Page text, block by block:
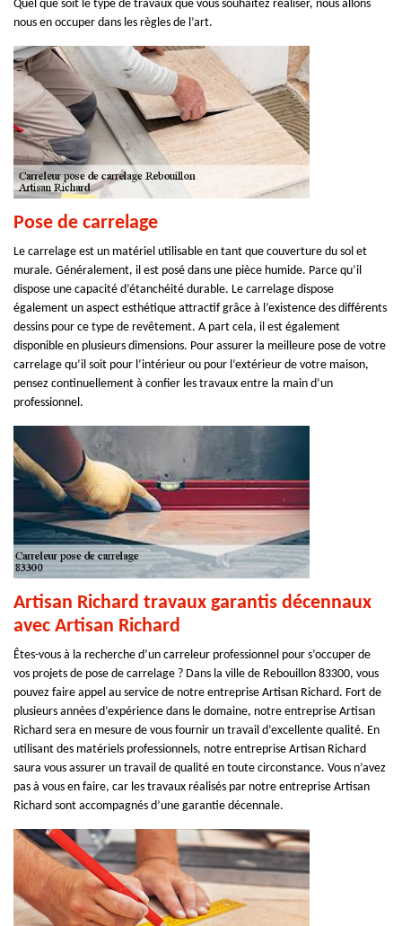
Quel que soit le type de travaux que vous souhaitez réaliser, nous allons
nous en occuper dans les règles de l’art.
Pose de carrelage
Le carrelage est un matériel utilisable en tant que couverture du sol et
murale. Généralement, il est posé dans une pièce humide. Parce qu’il
dispose une capacité d’étanchéité durable. Le carrelage dispose
également un aspect esthétique attractif grâce à l’existence des différents
dessins pour ce type de revêtement. A part cela, il est également
disponible en plusieurs dimensions. Pour assurer la meilleure pose de votre
carrelage qu’il soit pour l’intérieur ou pour l’extérieur de votre maison,
pensez continuellement à confier les travaux entre la main d’un
professionnel.
Artisan Richard travaux garantis décennaux
avec Artisan Richard
Êtes-vous à la recherche d’un carreleur professionnel pour s’occuper de
vos projets de pose de carrelage ? Dans la ville de Rebouillon 83300, vous
pouvez faire appel au service de notre entreprise Artisan Richard. Fort de
plusieurs années d’expérience dans le domaine, notre entreprise Artisan
Richard sera en mesure de vous fournir un travail d’excellente qualité. En
utilisant des matériels professionnels, notre entreprise Artisan Richard
saura vous assurer un travail de qualité en toute circonstance. Vous n’avez
pas à vous en faire, car les travaux réalisés par notre entreprise Artisan
Richard sont accompagnés d’une garantie décennale.